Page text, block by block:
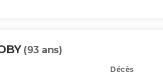
(93 ans)
Décès